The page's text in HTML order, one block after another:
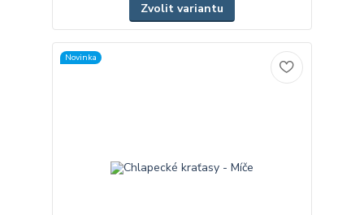
Zvolit variantu
Novinka